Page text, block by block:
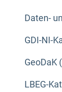
Daten-
GDI-NI-
GeoDaK
LBEG-